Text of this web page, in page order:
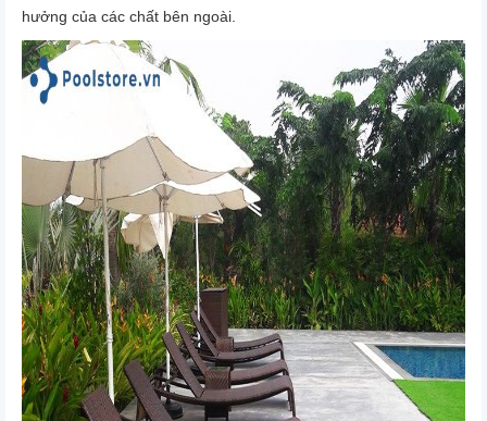
hưởng của các chất bên ngoài.